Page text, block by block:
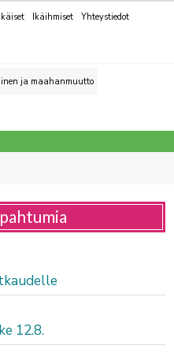
Ikäihmiset Yhteystiedot
ja maahanmuutto
12.8.